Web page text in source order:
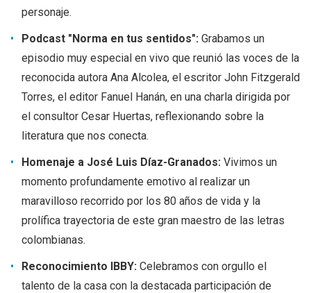
personaje.
Podcast "Norma en tus sentidos": Grabamos un
episodio muy especial en vivo que reunió las voces de la
reconocida autora Ana Alcolea, el escritor John Fitzgerald
Torres, el editor Fanuel Hanán, en una charla dirigida por
el consultor Cesar Huertas, reflexionando sobre la
literatura que nos conecta.
Homenaje a José Luis Díaz-Granados: Vivimos un
momento profundamente emotivo al realizar un
maravilloso recorrido por los 80 años de vida y la
prolífica trayectoria de este gran maestro de las letras
colombianas.
Reconocimiento IBBY: Celebramos con orgullo el
talento de la casa con la destacada participación de